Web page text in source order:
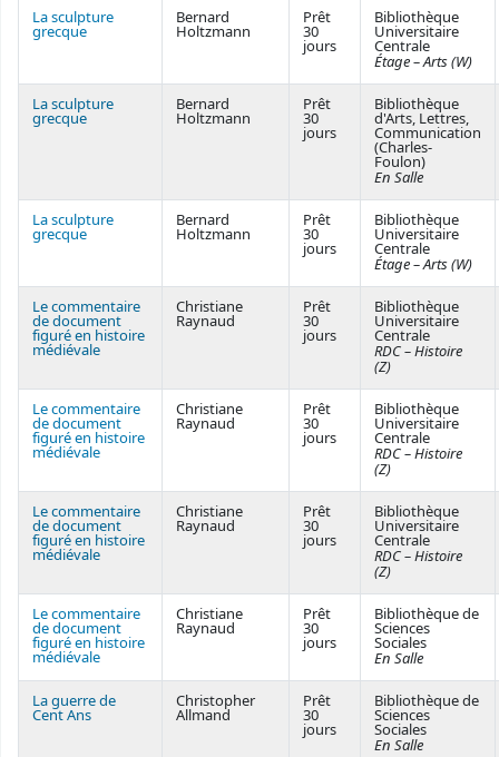
La sculpture
grecque
Bernard
Holtzmann
Prêt
30
jours
Bibliothèque
Universitaire
Centrale
Étage – Arts (W)
La sculpture
grecque
Bernard
Holtzmann
Prêt
30
jours
Bibliothèque
d'Arts, Lettres,
Communication
(Charles-
Foulon)
En Salle
La sculpture
grecque
Bernard
Holtzmann
Prêt
30
jours
Bibliothèque
Universitaire
Centrale
Étage – Arts (W)
Le commentaire
de document
figuré en histoire
médiévale
Christiane
Raynaud
Prêt
30
jours
Bibliothèque
Universitaire
Centrale
RDC – Histoire
(Z)
Le commentaire
de document
figuré en histoire
médiévale
Christiane
Raynaud
Prêt
30
jours
Bibliothèque
Universitaire
Centrale
RDC – Histoire
(Z)
Le commentaire
de document
figuré en histoire
médiévale
Christiane
Raynaud
Prêt
30
jours
Bibliothèque
Universitaire
Centrale
RDC – Histoire
(Z)
Le commentaire
de document
figuré en histoire
médiévale
Christiane
Raynaud
Prêt
30
jours
Bibliothèque de
Sciences
Sociales
En Salle
La guerre de
Cent Ans
Christopher
Allmand
Prêt
30
jours
Bibliothèque de
Sciences
Sociales
En Salle